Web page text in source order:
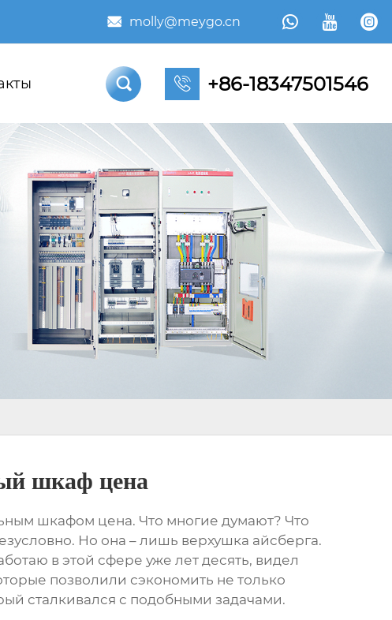
 molly@meygo.cn   
  +86-18347501546
шкаф цена
шкафом цена. Что многие думают? Что
Но она – лишь верхушка айсберга.
в этой сфере уже лет десять, видел
позволили сэкономить не только
сталкивался с подобными задачами.